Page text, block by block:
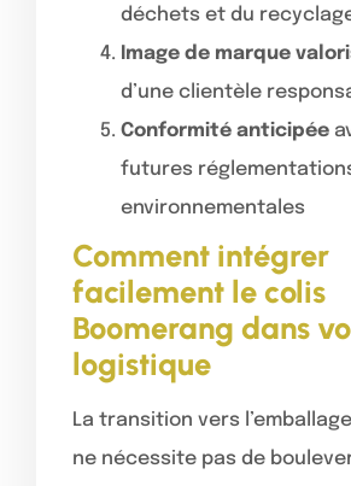
déchets et du
Image de marque
d’une clientèle
Conformité anticipée
futures
environnementales
Comment intégrer
facilement le colis
Boomerang dans
logistique
La transition vers
ne nécessite pas de